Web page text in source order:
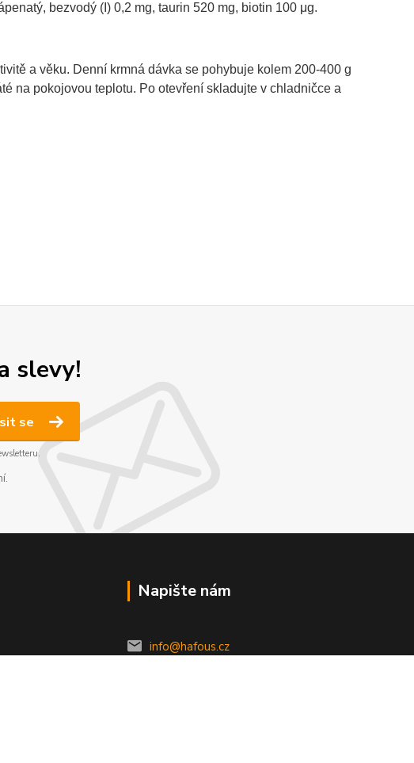
bezvodý (I) 0,2 mg, taurin 520 mg, biotin 100 μg.
a věku. Denní krmná dávka se pohybuje kolem 200-400 g
na pokojovou teplotu. Po otevření skladujte v chladničce a
slevy!
se
Napište nám
info@hafous.cz